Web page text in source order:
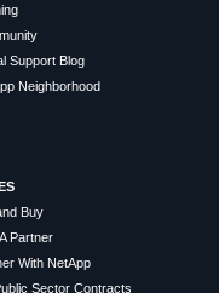
Support Blog
Neighborhood
Buy
Partner
With NetApp
Sector Contracts